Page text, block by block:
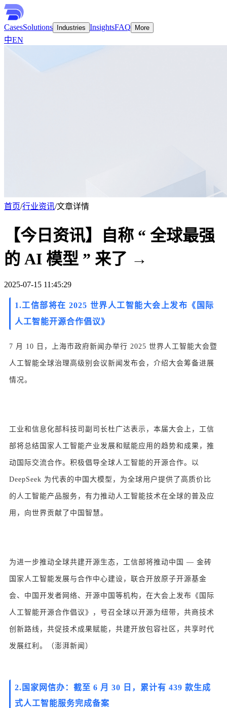
CasesSolutions Industries InsightsFAQ More
中EN
首页/行业资讯/文章详情
【今日资讯】自称 “ 全球最强
的 AI 模型 ” 来了 →
2025-07-15 11:45:29
1.工信部将在 2025 世界人工智能大会上发布《国际
人工智能开源合作倡议》
7 月 10 日，上海市政府新闻办举行 2025 世界人工智能大会暨
人工智能全球治理高级别会议新闻发布会，介绍大会筹备进展
情况。
工业和信息化部科技司副司长杜广达表示，本届大会上，工信
部将总结国家人工智能产业发展和赋能应用的趋势和成果，推
动国际交流合作。积极倡导全球人工智能的开源合作。以
DeepSeek 为代表的中国大模型，为全球用户提供了高质价比
的人工智能产品服务，有力推动人工智能技术在全球的普及应
用，向世界贡献了中国智慧。
为进一步推动全球共建开源生态，工信部将推动中国 — 金砖
国家人工智能发展与合作中心建设，联合开放原子开源基金
会、中国开发者网络、开源中国等机构，在大会上发布《国际
人工智能开源合作倡议》，号召全球以开源为纽带，共商技术
创新路线，共促技术成果赋能，共建开放包容社区，共享时代
发展红利。（澎湃新闻）
2. 国家网信办：截至 6 月 30 日，累计有 439 款生成
式人工智能服务完成备案